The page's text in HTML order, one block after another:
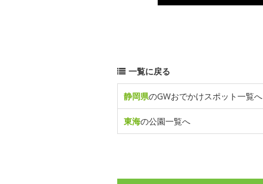
一覧に戻る
静岡県のGWおでかけスポット一覧へ
東海の公園一覧へ